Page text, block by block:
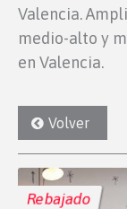
Valencia.
medio-alto y
en Valencia.
Volver
Rebajado